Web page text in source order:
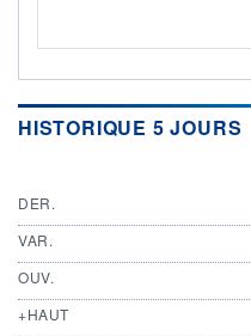
HISTORIQUE 5 JOURS
DER.
VAR.
OUV.
+HAUT